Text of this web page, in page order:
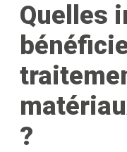
Quelles
?